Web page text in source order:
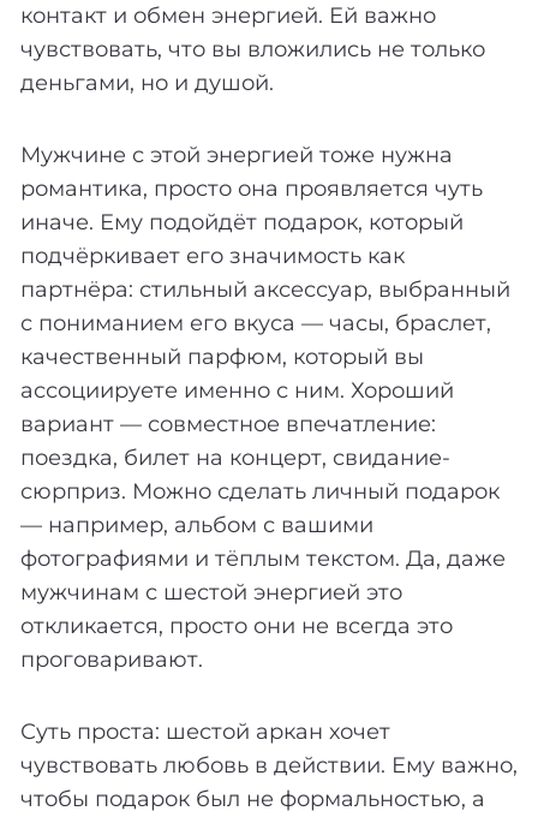
контакт и обмен энергией. Ей важно
чувствовать, что вы вложились не только
деньгами, но и душой.
Мужчине с этой энергией тоже нужна
романтика, просто она проявляется чуть
иначе. Ему подойдёт подарок, который
подчёркивает его значимость как
партнёра: стильный аксессуар, выбранный
с пониманием его вкуса — часы, браслет,
качественный парфюм, который вы
ассоциируете именно с ним. Хороший
вариант — совместное впечатление:
поездка, билет на концерт, свидание-
сюрприз. Можно сделать личный подарок
— например, альбом с вашими
фотографиями и тёплым текстом. Да, даже
мужчинам с шестой энергией это
откликается, просто они не всегда это
проговаривают.
Суть проста: шестой аркан хочет
чувствовать любовь в действии. Ему важно,
чтобы подарок был не формальностью, а